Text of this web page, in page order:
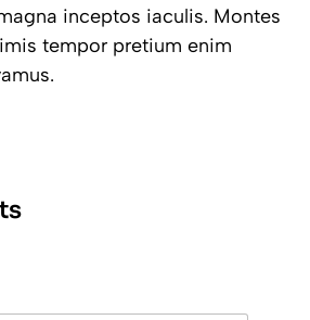
inceptos iaculis. Montes
tempor pretium enim